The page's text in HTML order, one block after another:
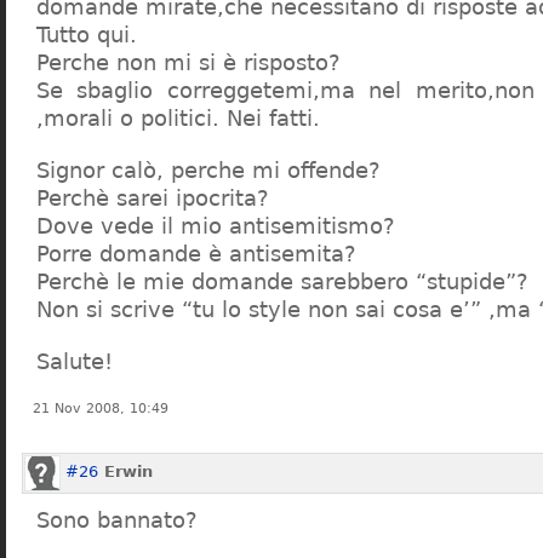
domande mirate,che necessitano di risposte
Tutto qui.
Perche non mi si è risposto?
Se sbaglio correggetemi,ma nel
,morali o politici. Nei fatti.
Signor calò, perche mi offende?
Perchè sarei ipocrita?
Dove vede il mio antisemitismo?
Porre domande è antisemita?
Perchè le mie domande sarebbero “stupide”?
Non si scrive “tu lo style non sai cosa e’” ,ma
Salute!
21 Nov 2008, 10:49
#26 Erwin
Sono bannato?